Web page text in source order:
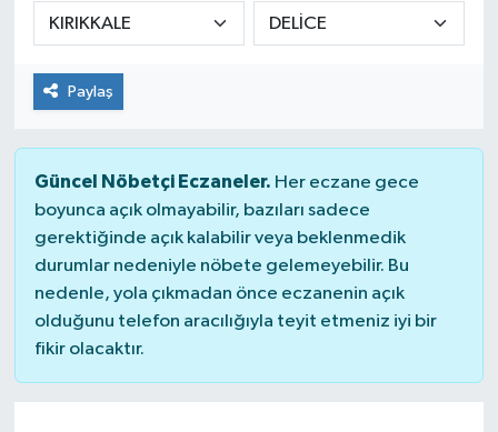
Paylaş
Güncel Nöbetçi Eczaneler. Her eczane gece
boyunca açık olmayabilir, bazıları sadece
gerektiğinde açık kalabilir veya beklenmedik
durumlar nedeniyle nöbete gelemeyebilir. Bu
nedenle, yola çıkmadan önce eczanenin açık
olduğunu telefon aracılığıyla teyit etmeniz iyi bir
fikir olacaktır.
Dursunbey
Edremit
EĞİTİM
EKONOMİ
Erdek
Gömeç